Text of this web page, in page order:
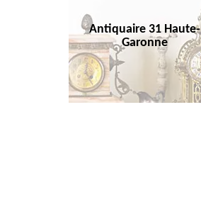
Antiquaire 31 Haute-
Garonne